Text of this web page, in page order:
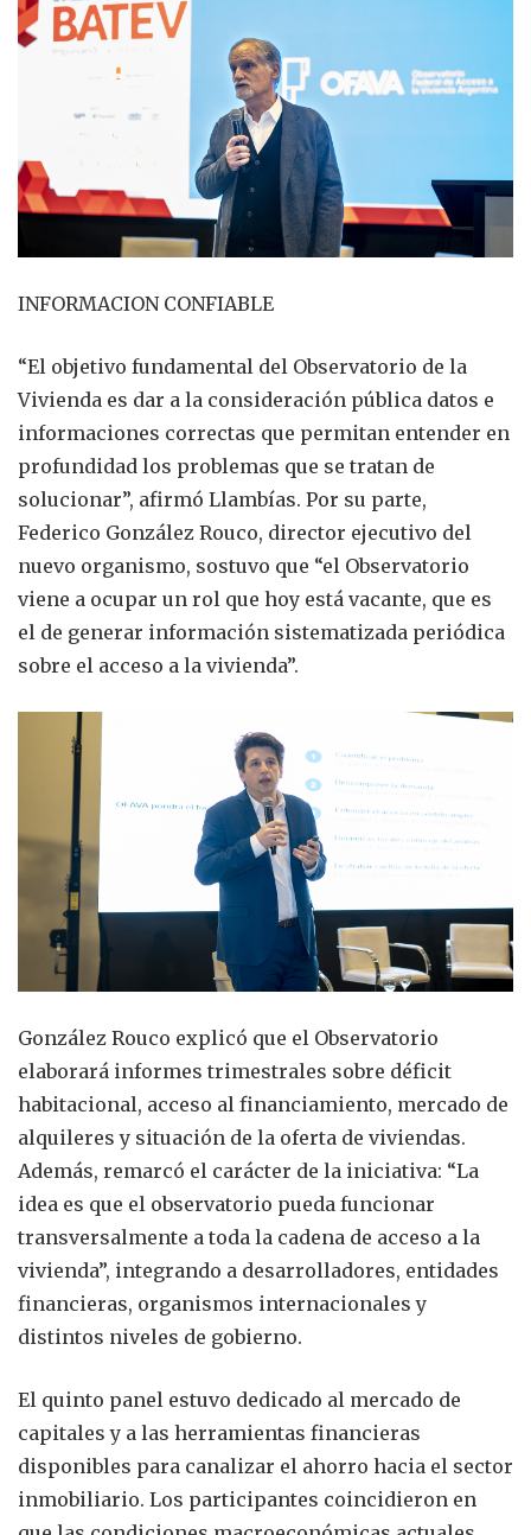
INFORMACION CONFIABLE
“El objetivo fundamental del Observatorio de la
Vivienda es dar a la consideración pública datos e
informaciones correctas que permitan entender en
profundidad los problemas que se tratan de
solucionar”, afirmó Llambías. Por su parte,
Federico González Rouco, director ejecutivo del
nuevo organismo, sostuvo que “el Observatorio
viene a ocupar un rol que hoy está vacante, que es
el de generar información sistematizada periódica
sobre el acceso a la vivienda”.
González Rouco explicó que el Observatorio
elaborará informes trimestrales sobre déficit
habitacional, acceso al financiamiento, mercado de
alquileres y situación de la oferta de viviendas.
Además, remarcó el carácter de la iniciativa: “La
idea es que el observatorio pueda funcionar
transversalmente a toda la cadena de acceso a la
vivienda”, integrando a desarrolladores, entidades
financieras, organismos internacionales y
distintos niveles de gobierno.
El quinto panel estuvo dedicado al mercado de
capitales y a las herramientas financieras
disponibles para canalizar el ahorro hacia el sector
inmobiliario. Los participantes coincidieron en